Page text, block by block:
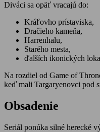
Diváci sa opäť vracajú do:
Kráľovho prístaviska,
Dračieho kameňa,
Harrenhalu,
Starého mesta,
ďalších ikonických
Na rozdiel od Game of
keď mali Targaryenovci pod
Obsadenie
Seriál ponúka silné herecké